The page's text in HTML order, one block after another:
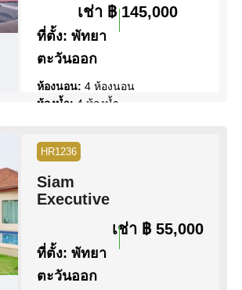
เช่า฿ 145,000
ที่ตั้ง: พัทยา
ตะวันออก
ห้องนอน: 4 ห้องนอน
ห้องน้ำ: 4 ห้องน้ำ
สระว่ายน้ำ:
วิว:วิว สระว่ายน้ำ
ติดต่อ
HR1236
Siam
Executive
เช่า ฿ 55,000
ที่ตั้ง: พัทยา
ตะวันออก